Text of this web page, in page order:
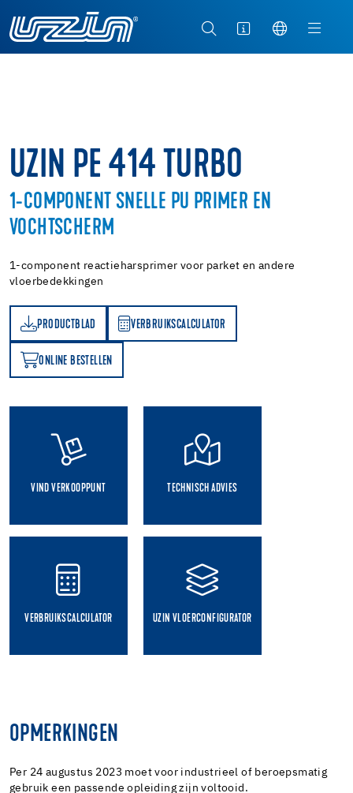
UZIN PE 414 TURBO
1-COMPONENT SNELLE PU PRIMER EN
VOCHTSCHERM
1-component reactieharsprimer voor parket en andere
vloerbedekkingen
PRODUCTBLAD VERBRUIKSCALCULATOR
VERBRUIKSCALCULATOR
ONLINE BESTELLEN
VIND VERKOOPPUNT TECHNISCH ADVIES
VERBRUIKSCALCULATOR UZIN VLOERCONFIGURATOR
OPMERKINGEN
Per 24 augustus 2023 moet voor industrieel of beroepsmatig
gebruik een passende opleiding zijn voltooid.